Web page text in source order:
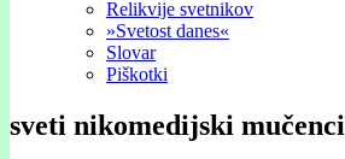
Relikvije svetnikov
»Svetost danes«
Slovar
Piškotki
sveti nikomedijski mučenci